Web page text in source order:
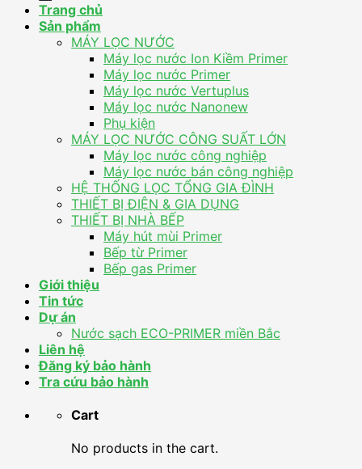
Trang chủ
Sản phẩm
MÁY LỌC NƯỚC
Máy lọc nước Ion Kiềm Primer
Máy lọc nước Primer
Máy lọc nước Vertuplus
Máy lọc nước Nanonew
Phụ kiện
MÁY LỌC NƯỚC CÔNG SUẤT LỚN
Máy lọc nước công nghiệp
Máy lọc nước bán công nghiệp
HỆ THỐNG LỌC TỔNG GIA ĐÌNH
THIẾT BỊ ĐIỆN & GIA DỤNG
THIẾT BỊ NHÀ BẾP
Máy hút mùi Primer
Bếp từ Primer
Bếp gas Primer
Giới thiệu
Tin tức
Dự án
Nước sạch ECO-PRIMER miền Bắc
Liên hệ
Đăng ký bảo hành
Tra cứu bảo hành
Cart
No products in the cart.